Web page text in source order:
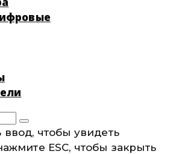
ввод, чтобы увидеть
ESC, чтобы закрыть